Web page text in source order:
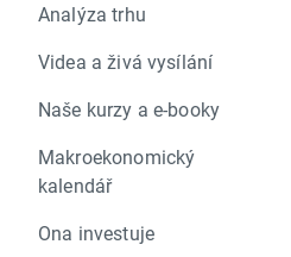
Analýza trhu
Videa a živá vysílání
Naše kurzy a e-booky
Makroekonomický
kalendář
Ona investuje